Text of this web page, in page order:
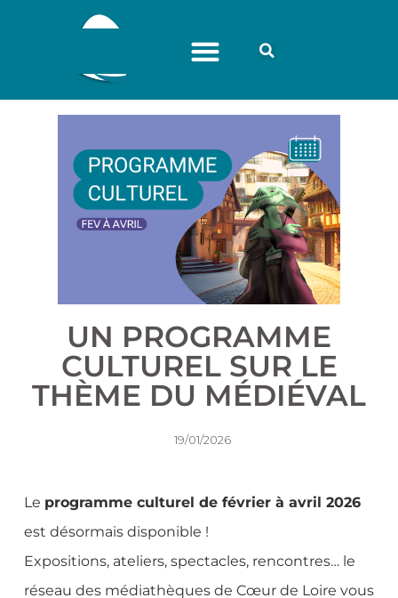
UN PROGRAMME
CULTUREL SUR LE
THÈME DU MÉDIÉVAL
19/01/2026
Le programme culturel de février à avril 2026
est désormais disponible !
Expositions, ateliers, spectacles, rencontres… le
réseau des médiathèques de Cœur de Loire vous